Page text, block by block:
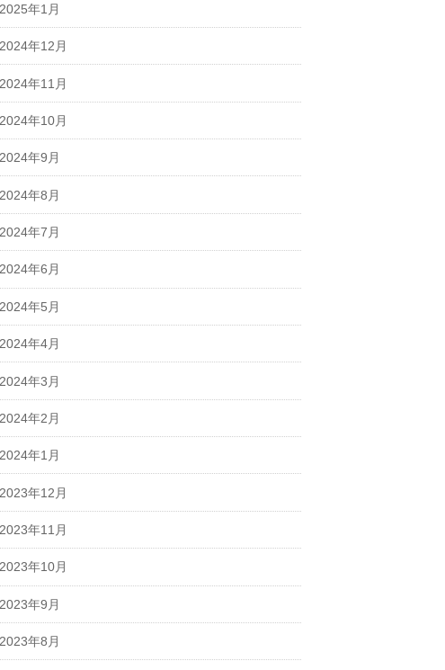
2025年1月
2024年12月
2024年11月
2024年10月
2024年9月
2024年8月
2024年7月
2024年6月
2024年5月
2024年4月
2024年3月
2024年2月
2024年1月
2023年12月
2023年11月
2023年10月
2023年9月
2023年8月